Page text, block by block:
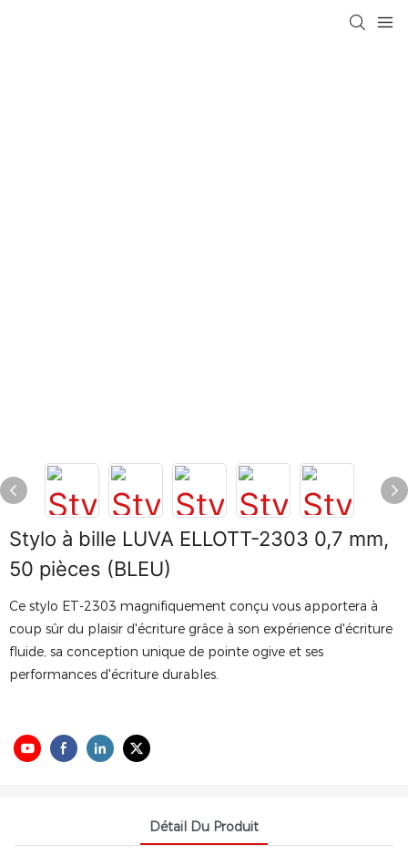
Stylo à bille LUVA ELLOTT-2303 0,7 mm,
50 pièces (BLEU)
Ce stylo ET-2303 magnifiquement conçu vous apportera à
coup sûr du plaisir d'écriture grâce à son expérience d'écriture
fluide, sa conception unique de pointe ogive et ses
performances d'écriture durables.
Détail Du Produit